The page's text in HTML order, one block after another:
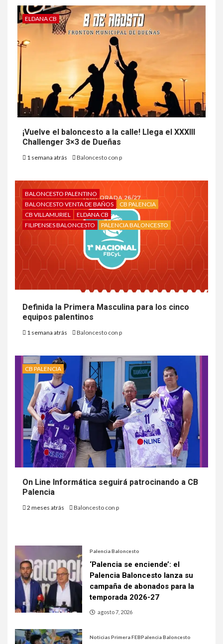
ELDANA CB
¡Vuelve el baloncesto a la calle! Llega el XXXIII
Challenger 3×3 de Dueñas
1 semana atrás Baloncesto con p
BALONCESTO PALENTINO
BALONCESTO VENTA DE BAÑOS
CB PALENCIA
CB VILLAMURIEL
ELDANA CB
FILIPENSES BALONCESTO
PALENCIA BALONCESTO
Definida la Primera Masculina para los cinco
equipos palentinos
1 semana atrás Baloncesto con p
CB PALENCIA
On Line Informática seguirá patrocinando a CB
Palencia
2 meses atrás Baloncesto con p
Palencia Baloncesto
‘Palencia se enciende’: el
Palencia Baloncesto lanza su
campaña de abonados para la
temporada 2026-27
agosto 7, 2026
Noticias Primera FEBPalencia Baloncesto